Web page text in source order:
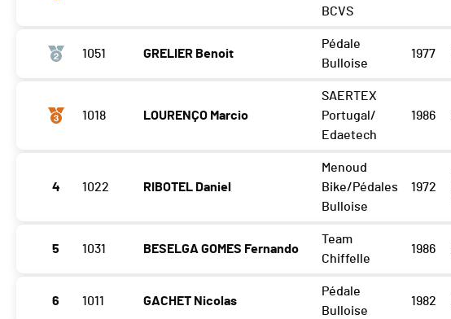
BCVS
1051 GRELIER Benoit
Pédale
Bulloise
1977
1018 LOURENÇO Marcio
SAERTEX
Portugal/
Edaetech
1986
4 1022 RIBOTEL Daniel
Menoud
Bike/Pédales
Bulloise
1972
5 1031 BESELGA GOMES Fernando
Team
Chiffelle
1986
6 1011 GACHET Nicolas
Pédale
Bulloise
1982